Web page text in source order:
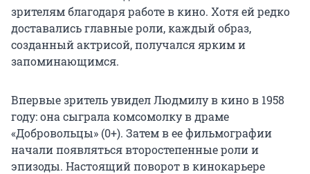
зрителям благодаря работе в кино. Хотя ей редко
доставались главные роли, каждый образ,
созданный актрисой, получался ярким и
запоминающимся.
Впервые зритель увидел Людмилу в кино в 1958
году: она сыграла комсомолку в драме
«Добровольцы» (0+). Затем в ее фильмографии
начали появляться второстепенные роли и
эпизоды. Настоящий поворот в кинокарьере